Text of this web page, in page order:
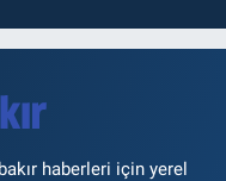
haberleri için yerel